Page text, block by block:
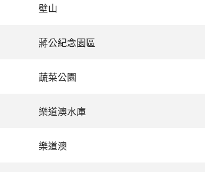
壁山
蔣公紀念園區
蔬菜公園
樂道澳水庫
樂道澳